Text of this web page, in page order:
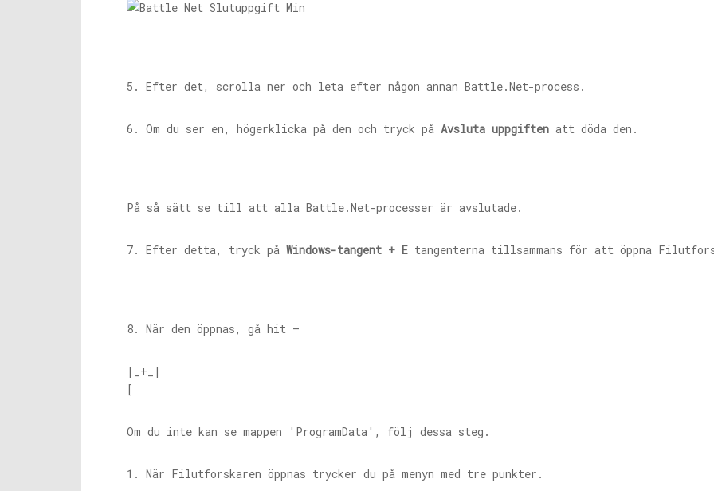
5. Efter det, scrolla ner och leta efter någon annan Battle.Net-process .
6. Om du ser en, högerklicka på den och tryck på Avsluta uppgiften att döda den.
På så sätt se till att alla Battle.Net-processer är avslutade.
7. Efter detta, tryck på Windows-tangent + E tangenterna tillsammans för att öppna
8. När den öppnas, gå hit –
|_+_|
[
Om du inte kan se mappen 'ProgramData', följ dessa steg.
1. När Filutforskaren öppnas trycker du på menyn med tre punkter.